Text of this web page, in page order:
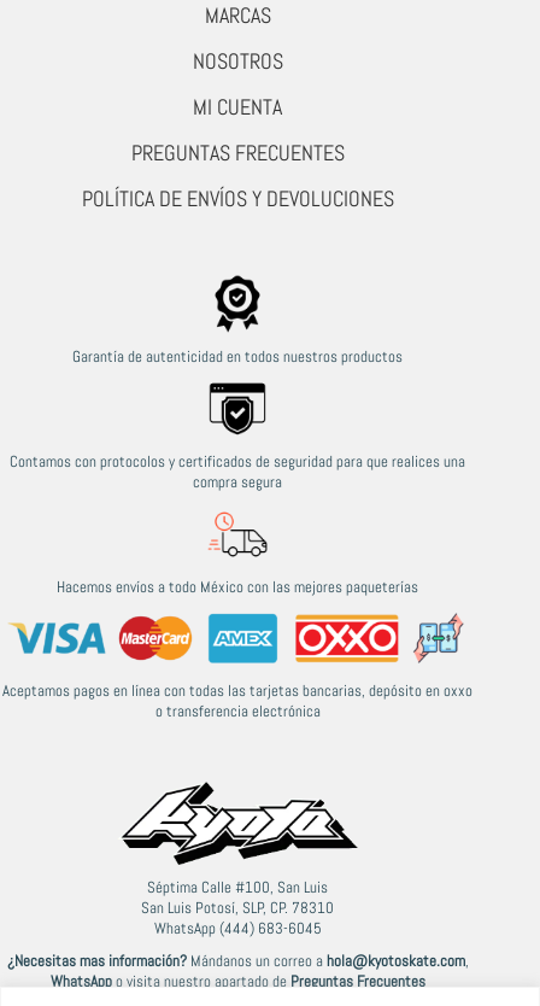
MARCAS
NOSOTROS
MI CUENTA
PREGUNTAS FRECUENTES
POLÍTICA DE ENVÍOS Y DEVOLUCIONES
Garantía de autenticidad en todos nuestros productos
Contamos con protocolos y certificados de seguridad para que realices una
compra segura
Hacemos envíos a todo México con las mejores paqueterías
Aceptamos pagos en línea con todas las tarjetas bancarias, depósito en oxxo
o transferencia electrónica
Séptima Calle #100, San Luis
San Luis Potosí, SLP, CP. 78310
WhatsApp (444) 683-6045
¿Necesitas mas información?Mándanos un correo ahola@kyotoskate.com,
WhatsAppo visita nuestro apartado de Preguntas Frecuentes